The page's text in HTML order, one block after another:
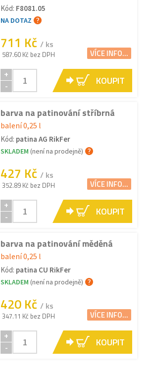
Kód: F8081.05
NA DOTAZ
711 Kč / ks
587.60 Kč bez DPH VÍCE INFO...
+
-
KOUPIT
barva na patinování stříbrná
balení 0,25 l
Kód: patina AG RikFer
SKLADEM (není na prodejně)
427 Kč / ks
352.89 Kč bez DPH VÍCE INFO...
+
-
KOUPIT
barva na patinování měděná
balení 0,25 l
Kód: patina CU RikFer
SKLADEM (není na prodejně)
420 Kč / ks
347.11 Kč bez DPH VÍCE INFO...
+
-
KOUPIT